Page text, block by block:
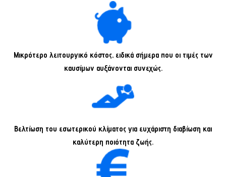
Μικρότερο λειτουργικό κόστος, ειδικά σήμερα που οι τιμές των
καυσίμων αυξάνονται συνεχώς.
Bελτίωση του εσωτερικού κλίματος για ευχάριστη διαβίωση και
καλύτερη ποιότητα ζωής.